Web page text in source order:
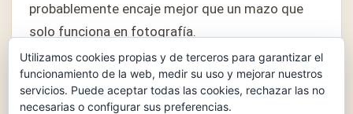
probablemente encaje mejor que un mazo que
solo funciona en fotografía.
También merece la pena observar la relación
entre imagen y significado. En Fairy Tale Tarot en
Utilizamos cookies propias y de terceros para garantizar el
funcionamiento de la web, medir su uso y mejorar nuestros
servicios. Puede aceptar todas las cookies, rechazar las no
necesarias o configurar sus preferencias.